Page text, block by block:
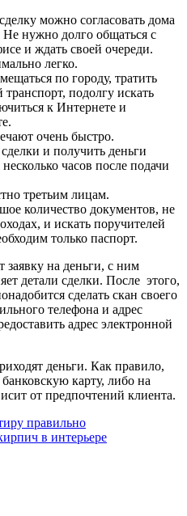
можно согласовать дома
нужно долго общаться с
и ждать своей очереди.
легко.
по городу, тратить
подолгу искать
к Интернете и
очень быстро.
и получить деньги
часов после подачи
третьим лицам.
количество документов, не
и искать поручителей
только паспорт.
заявку на деньги, с ним
детали сделки. После этого,
сделать скан своего
телефона и адрес
адрес электронной
деньги. Как правило,
карту, либо на
от предпочтений клиента.
правильно
в интерьере